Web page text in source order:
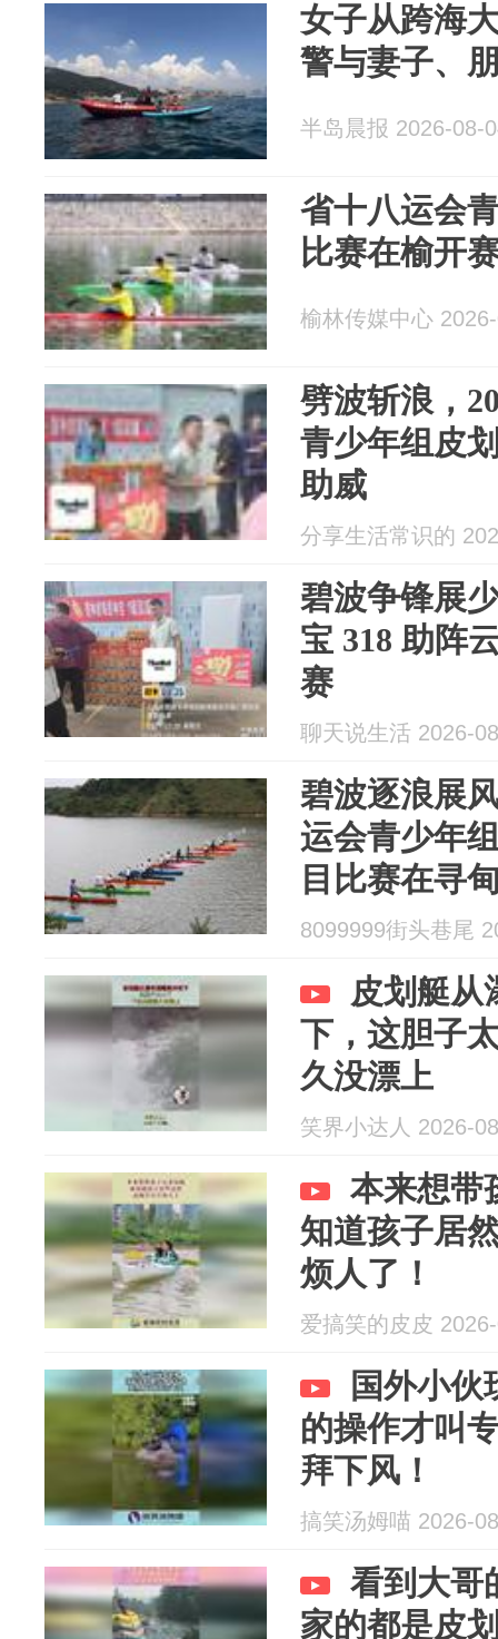
女子从跨海大
警与妻子、
半岛晨报 2026-08-
省十八运会
比赛在榆开
榆林传媒中心
劈波斩浪，
青少年组皮
助威
分享生活常识的
碧波争锋展
宝 318 助阵
赛
聊天说生活 2026-
碧波逐浪展
运会青少年
目比赛在寻
8099999街头巷尾
皮划艇从
下，这胆子
久没漂上
笑界小达人 2026-
本来想带
知道孩子居
烦人了！
爱搞笑的皮皮
国外小伙
的操作才叫
拜下风！
搞笑汤姆喵 2026-
看到大哥
家的都是皮